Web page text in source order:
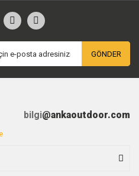
GÖNDER
bilgi@ankaoutdoor.com